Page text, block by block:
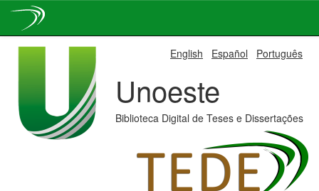
English Español Português
Unoeste
Biblioteca Digital de Teses e Dissertações